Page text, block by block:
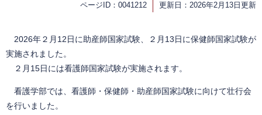
ページID：0041212 更新日：2026年2月13日更新
2026年２月12日に助産師国家試験、２月13日に保健師国家試験が
実施されました。
２月15日には看護師国家試験が実施されます。
看護学部では、看護師・保健師・助産師国家試験に向けて壮行会
を行いました。